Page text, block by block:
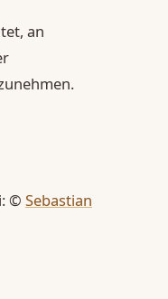
an
© Sebastian